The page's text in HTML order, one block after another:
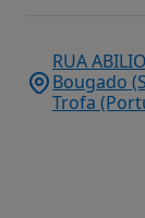
RUA
Bougado
Trofa